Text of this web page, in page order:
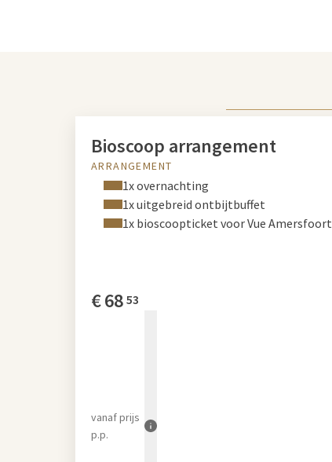
Bioscoop arrangement
ARRANGEMENT
1x overnachting
1x uitgebreid ontbijtbuffet
1x bioscoopticket voor Vue Amersfoort
€68 53
vanafprijs
p.p.